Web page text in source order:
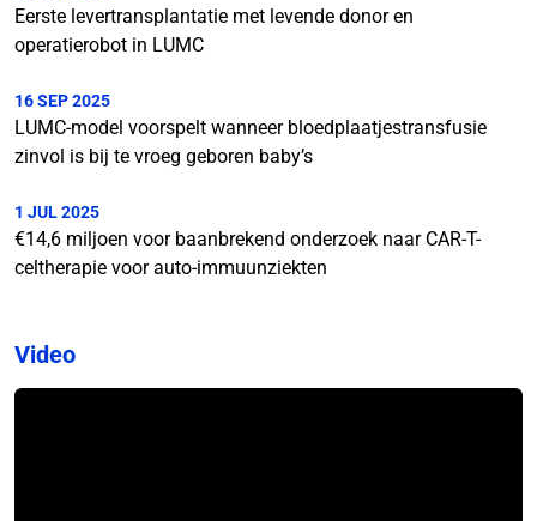
Eerste levertransplantatie met levende donor en
operatierobot in LUMC
16 SEP 2025
LUMC-model voorspelt wanneer bloedplaatjestransfusie
zinvol is bij te vroeg geboren baby’s
1 JUL 2025
€14,6 miljoen voor baanbrekend onderzoek naar CAR-T-
celtherapie voor auto-immuunziekten
Video